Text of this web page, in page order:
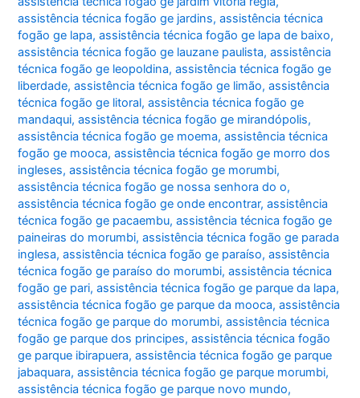
assistência técnica fogão ge jardins,assistência técnica
fogão ge lapa,assistência técnica fogão ge lapa de baixo,
assistência técnica fogão ge lauzane paulista,assistência
técnica fogão ge leopoldina,assistência técnica fogão ge
liberdade,assistência técnica fogão ge limão,assistência
técnica fogão ge litoral,assistência técnica fogão ge
mandaqui,assistência técnica fogão ge mirandópolis,
assistência técnica fogão ge moema,assistência técnica
fogão ge mooca,assistência técnica fogão ge morro dos
ingleses,assistência técnica fogão ge morumbi,
assistência técnica fogão ge nossa senhora do o,
assistência técnica fogão ge onde encontrar,assistência
técnica fogão ge pacaembu,assistência técnica fogão ge
paineiras do morumbi,assistência técnica fogão ge parada
inglesa,assistência técnica fogão ge paraíso,assistência
técnica fogão ge paraíso do morumbi,assistência técnica
fogão ge pari,assistência técnica fogão ge parque da lapa,
assistência técnica fogão ge parque da mooca,assistência
técnica fogão ge parque do morumbi,assistência técnica
fogão ge parque dos principes,assistência técnica fogão
ge parque ibirapuera,assistência técnica fogão ge parque
jabaquara,assistência técnica fogão ge parque morumbi,
assistência técnica fogão ge parque novo mundo,